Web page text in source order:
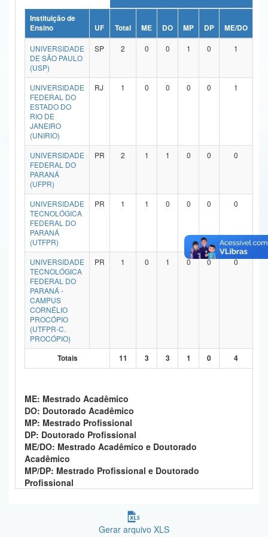
Ministério da Ciência, Tecnologia, Inovações e Comunicações
Ministério do Meio Ambiente
Ministério do Turismo
Ministério do Desenvolvimento Regional
Controladoria-Geral da União
Ministério da Mulher, da Família e dos Direitos Humanos
Secretaria-Geral
Secretaria de Governo
Gabinete de Segurança Institucional
Advocacia-Geral da União
Banco Central do Brasil
Instituição de
Ensino
UF Total ME DO MP DP ME/DO
UNIVERSIDADE
DE SÃO PAULO
(USP)
SP 2 0 0 1 0 1
UNIVERSIDADE
FEDERAL DO
ESTADO DO
RIO DE
JANEIRO
(UNIRIO)
RJ 1 0 0 0 0 1
UNIVERSIDADE
FEDERAL DO
PARANÁ
(UFPR)
PR 2 1 1 0 0 0
UNIVERSIDADE
TECNOLÓGICA
FEDERAL DO
PARANÁ
(UTFPR)
PR 1 1 0 0 0 0
UNIVERSIDADE
TECNOLÓGICA
FEDERAL DO
PARANÁ -
CAMPUS
CORNÉLIO
PROCÓPIO
(UTFPR-C.
PROCÓPIO)
PR 1 0 1 0 0 0
Totais 11 3 3 1 0 4
ME: Mestrado Acadêmico
DO: Doutorado Acadêmico
MP: Mestrado Profissional
DP: Doutorado Profissional
ME/DO: Mestrado Acadêmico e Doutorado
Acadêmico
MP/DP: Mestrado Profissional e Doutorado
Profissional
Gerar arquivo XLS